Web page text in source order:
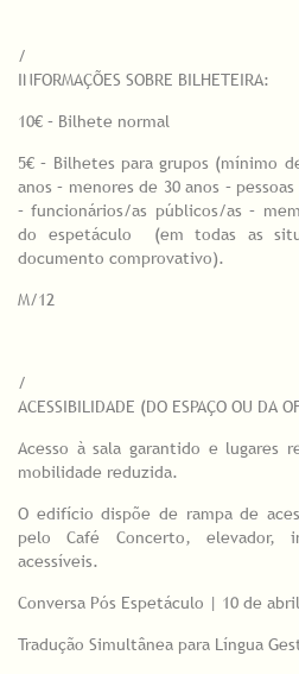
/
INFORMAÇÕES SOBRE BILHETEIRA:
10€ – Bilhete normal
5€ – Bilhetes para grupos (mínimo
anos – menores de 30 anos –
– funcionários/as públicos/as –
do espetáculo (em todas as
documento comprovativo).
M/12
/
ACESSIBILIDADE (DO ESPAÇO OU DA
Acesso à sala garantido e lugares
mobilidade reduzida.
O edifício dispõe de rampa de
pelo Café Concerto, elevador,
acessíveis.
Conversa Pós Espetáculo | 10 de abril
Tradução Simultânea para Língua